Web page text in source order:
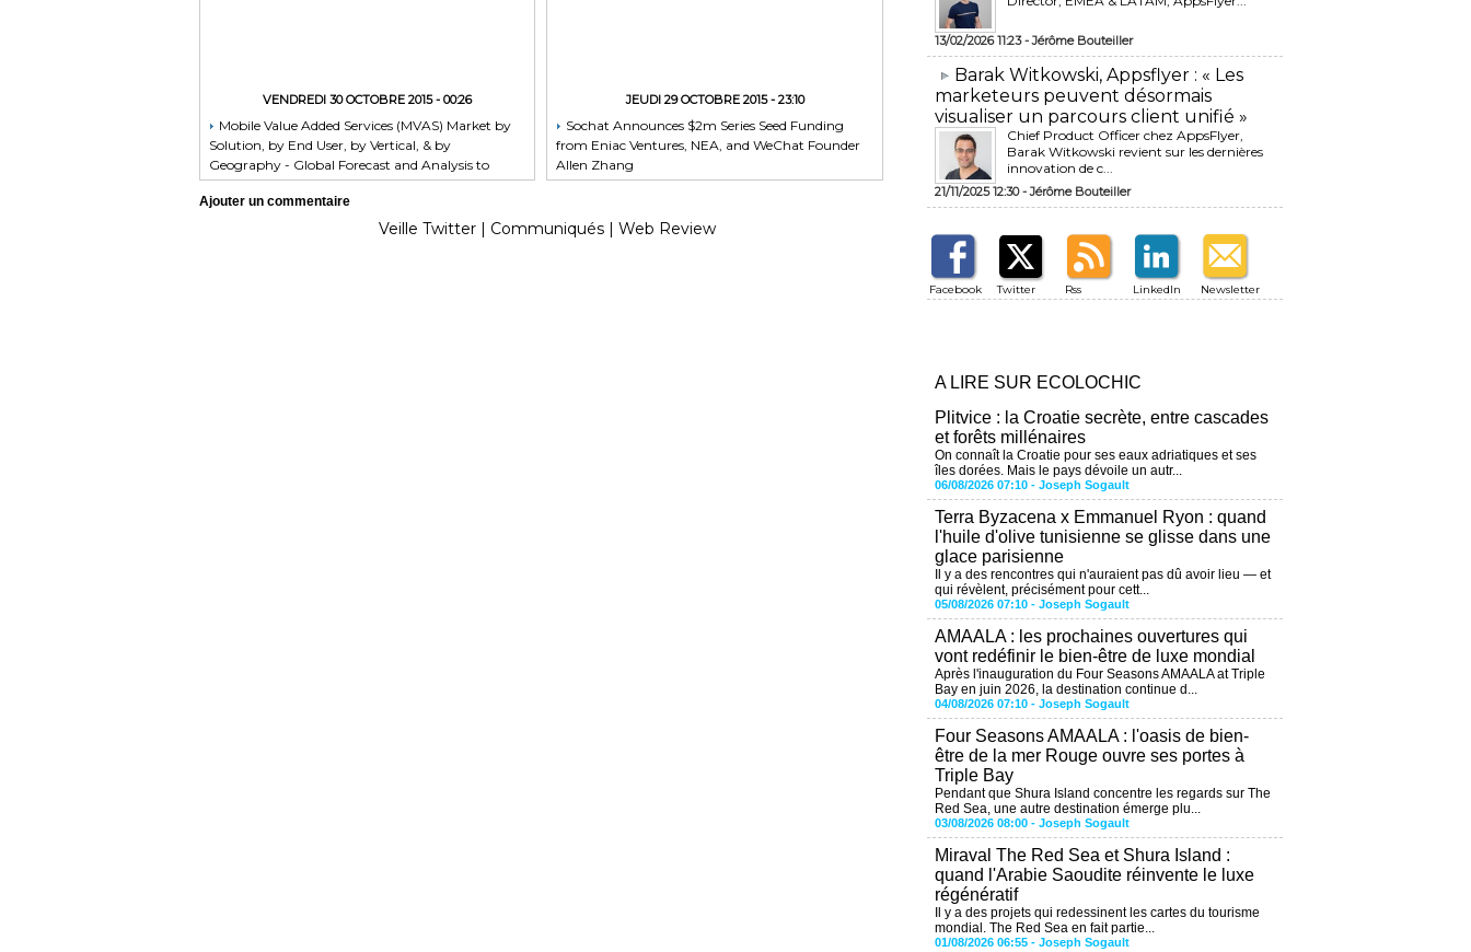
VENDREDI 30 OCTOBRE 2015 - 00:26
Mobile Value Added Services (MVAS) Market by
Solution, by End User, by Vertical, & by
Geography - Global Forecast and Analysis to
2020 - Reportlinker Review
JEUDI 29 OCTOBRE 2015 - 23:10
Sochat Announces $2m Series Seed Funding
from Eniac Ventures, NEA, and WeChat Founder
Allen Zhang
Ajouter un commentaire
Veille Twitter | Communiqués | Web Review
13/02/2026 11:23 -Jérôme Bouteiller
​Barak Witkowski, Appsflyer : « Les
marketeurs peuvent désormais
visualiser un parcours client unifié »
Chief Product Officer chez AppsFlyer, ​
Barak Witkowski revient sur les dernières
innovation de c...
21/11/2025 12:30 -Jérôme Bouteiller
Facebook Twitter Rss LinkedIn Newsletter
A LIRE SUR ECOLOCHIC
Plitvice : la Croatie secrète, entre cascades
et forêts millénaires
On connaît la Croatie pour ses eaux adriatiques et ses
îles dorées. Mais le pays dévoile un autr...
06/08/2026 07:10 - Joseph Sogault
Terra Byzacena x Emmanuel Ryon : quand
l'huile d'olive tunisienne se glisse dans une
glace parisienne
Il y a des rencontres qui n'auraient pas dû avoir lieu — et
qui révèlent, précisément pour cett...
05/08/2026 07:10 - Joseph Sogault
AMAALA : les prochaines ouvertures qui
vont redéfinir le bien-être de luxe mondial
Après l'inauguration du Four Seasons AMAALA at Triple
Bay en juin 2026, la destination continue d...
04/08/2026 07:10 - Joseph Sogault
Four Seasons AMAALA : l'oasis de bien-
être de la mer Rouge ouvre ses portes à
Triple Bay
Pendant que Shura Island concentre les regards sur The
Red Sea, une autre destination émerge plu...
03/08/2026 08:00 - Joseph Sogault
Miraval The Red Sea et Shura Island :
quand l'Arabie Saoudite réinvente le luxe
régénératif
Il y a des projets qui redessinent les cartes du tourisme
mondial. The Red Sea en fait partie...
01/08/2026 06:55 - Joseph Sogault